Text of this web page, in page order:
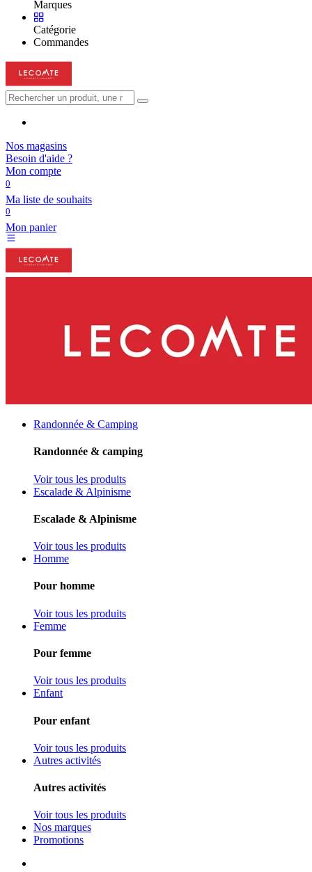
Marques
Catégorie
Commandes
Nos magasins
Besoin d'aide ?
Mon compte
0
Ma liste de souhaits
0
Mon panier
Randonnée & Camping
Randonnée & camping
Voir tous les produits
Escalade & Alpinisme
Escalade & Alpinisme
Voir tous les produits
Homme
Pour homme
Voir tous les produits
Femme
Pour femme
Voir tous les produits
Enfant
Pour enfant
Voir tous les produits
Autres activités
Autres activités
Voir tous les produits
Nos marques
Promotions